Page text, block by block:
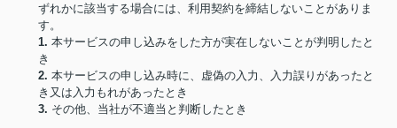
ずれかに該当する場合には、利用契約を締結しないことがありま
す。
1. 本サービスの申し込みをした方が実在しないことが判明したと
き
2. 本サービスの申し込み時に、虚偽の入力、入力誤りがあったと
き又は入力もれがあったとき
3. その他、当社が不適当と判断したとき